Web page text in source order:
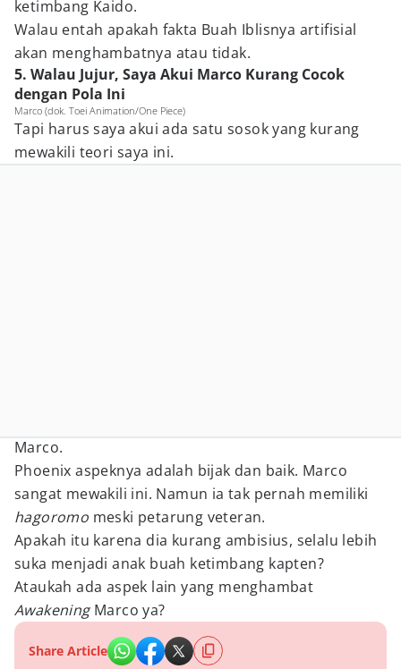
ketimbang Kaido.
Walau entah apakah fakta Buah Iblisnya artifisial
akan menghambatnya atau tidak.
5. Walau Jujur, Saya Akui Marco Kurang Cocok
dengan Pola Ini
Marco (dok. Toei Animation/One Piece)
Tapi harus saya akui ada satu sosok yang kurang
mewakili teori saya ini.
Marco.
Phoenix aspeknya adalah bijak dan baik. Marco
sangat mewakili ini. Namun ia tak pernah memiliki
hagoromo meski petarung veteran.
Apakah itu karena dia kurang ambisius, selalu lebih
suka menjadi anak buah ketimbang kapten?
Ataukah ada aspek lain yang menghambat
AwakeningMarco ya?
Share Article